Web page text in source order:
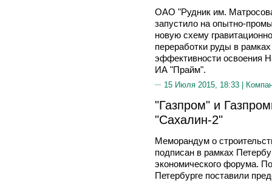
ОАО "Рудник им.
запустило на опытно-
новую схему
переработки руды в
эффективности освоения
ИА "Прайм".
15 Июля 2015, 18:33 |
"Газпром" и
"Сахалин-2"
Меморандум о
подписан в рамках
экономического форума.
Петербурге поставили